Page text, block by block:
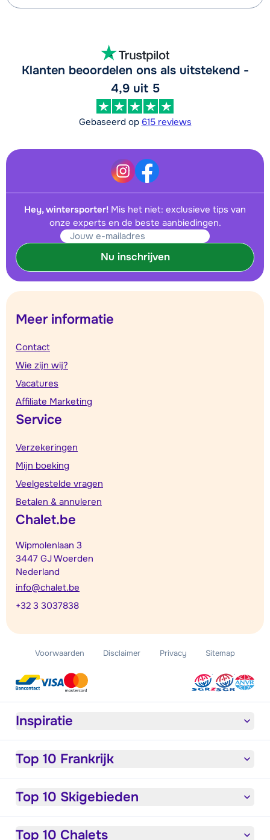
Klanten beoordelen ons als uitstekend -
4,9 uit 5
Gebaseerd op 615 reviews
Hey, wintersporter! Mis het niet: exclusieve tips van
onze experts en de beste aanbiedingen.
Nu inschrijven
Meer informatie
Contact
Wie zijn wij?
Vacatures
Affiliate Marketing
Service
Verzekeringen
Mijn boeking
Veelgestelde vragen
Betalen & annuleren
Chalet.be
Wipmolenlaan 3
3447 GJ Woerden
Nederland
info@chalet.be
+32 3 3037838
Voorwaarden Disclaimer Privacy Sitemap
Inspiratie
Top 10 Frankrijk
Top 10 Skigebieden
Top 10 Chalets